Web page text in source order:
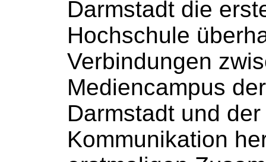
Darmstadt die
Hochschule
Verbindungen
Mediencampus
Darmstadt und
Kommunikation